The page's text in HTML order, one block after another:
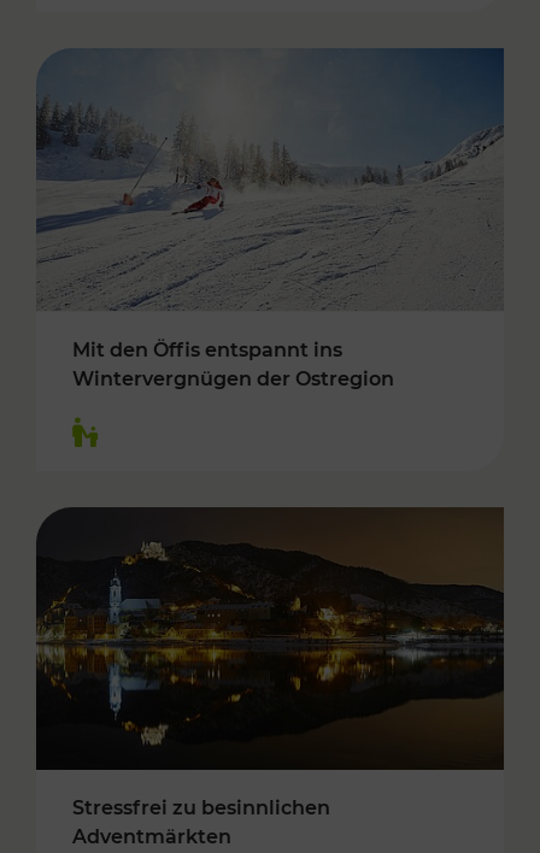
Mit den Öffis entspannt ins
Wintervergnügen der Ostregion
Stressfrei zu besinnlichen
Adventmärkten